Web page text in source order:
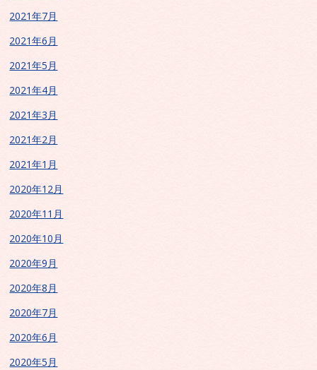
2021年7月
2021年6月
2021年5月
2021年4月
2021年3月
2021年2月
2021年1月
2020年12月
2020年11月
2020年10月
2020年9月
2020年8月
2020年7月
2020年6月
2020年5月